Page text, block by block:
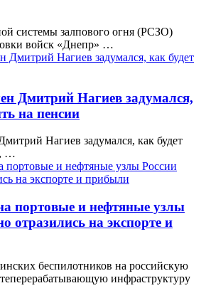
системы залпового огня (РСЗО)
войск «Днепр» …
Дмитрий Нагиев задумался,
на пенсии
Нагиев задумался, как будет
…
портовые и нефтяные узлы
отразились на экспорте и
беспилотников на российскую
инфраструктуру